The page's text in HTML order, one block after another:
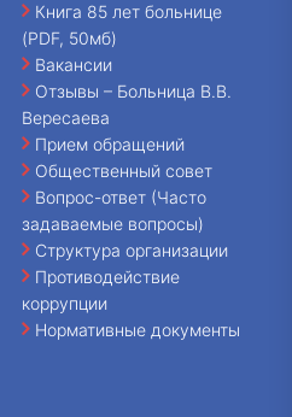
Книга 85 лет больнице
(PDF, 50мб)
Вакансии
Отзывы – Больница В.В.
Вересаева
Прием обращений
Общественный совет
Вопрос-ответ (Часто
задаваемые вопросы)
Структура организации
Противодействие
коррупции
Нормативные документы